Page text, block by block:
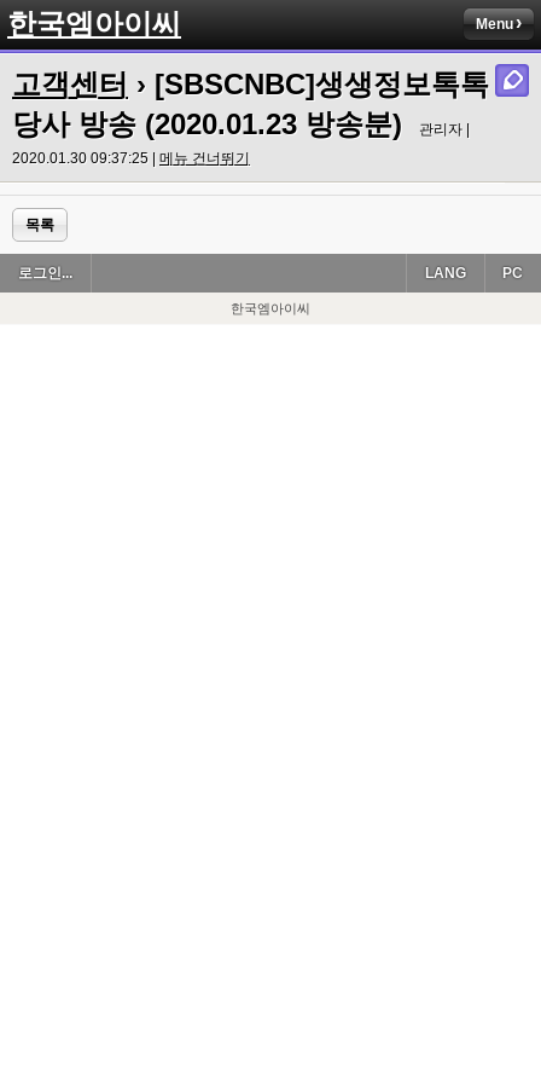
한국엠아이씨 Menu
고객센터 › [SBSCNBC]생생정보톡톡
당사 방송 (2020.01.23 방송분)
관리자 |
2020.01.30 09:37:25 | 메뉴 건너뛰기
목록
로그인... PC
LANG
한국엠아이씨